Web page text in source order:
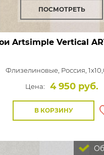
ПОСМОТРЕТЬ
Artsimple Vertical
Флизелиновые, Россия,
Цена:
4 950 руб.
В КОРЗИНУ